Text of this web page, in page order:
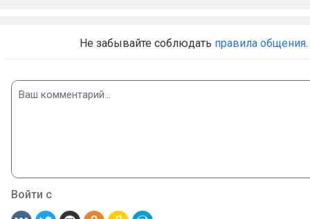
Не забывайте соблюдать правила общения.
Войти с